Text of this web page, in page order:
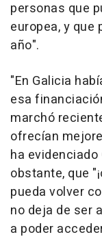
personas que
europea, y que
año".
"En Galicia
esa
marchó
ofrecían
ha evidenciado
obstante, que
pueda volver
no deja de ser
a poder